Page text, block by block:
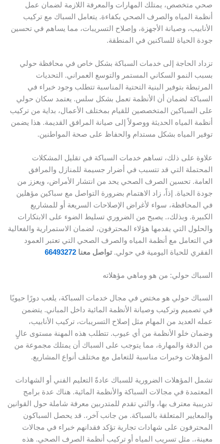
صحي متخصص، يمتلك المهارات والمعرفة اللازمة لضمان عمل
أنظمة المياه والصرف الصحي بكفاءة. يتعامل السباك مع تركيب
الأنابيب، وصيانة الأجهزة، وإصلاح التسريبات، مما يساهم في تحسين
جودة الحياة للساكنين في المنطقة.
تزداد الحاجة إلى خدمات السباكة بشكل خاص في محافظة حولي
بسبب النمو السكاني المستمر والتوسع العمراني. التحديات
المرتبطة بتوفير البنية التحتية المناسبة تتطلب وجود خبراء في
السباكة لضمان أن الأنظمة تعمل بشكل سلس. يعتمد سكان حولي
على السباكين المتخصصين للقيام بمختلف الأعمال، بداية من تركيب
أنظمة المياه الحديثة ووصولاً إلى صيانة المرافق القديمة. هذا يضمن
توفير المياه بشكل مستدام والحفاظ على صحة المواطنين.
علاوة على ذلك، تساهم خدمات السباكة في تقليل المشكلات
المحتملة التي قد تتسبب في أضرار جسيمة للمنازل والمرافق
العامة. تحسين الصرف الصحي يحد من انتشار الأمراض، ويعزز من
جودة الحياة. إذاً، زاد الاهتمام بضرورة التواصل مع سباكين مؤهلين
في المحافظة، سواء لأغراض الإصلاحات السريعة أو للمشاريع
الكبيرة. وبذلك،. يصبح من الضروري تسليط الضوء على الابتكارات
والحلول التي يقدمها هؤلاء المحترفون، لضمان الاستمرارية والفعالية
في التعامل مع أنظمة المياه والصرف الصحي التي تعتبر العمود
الفقري للحياة اليومية في حولي.تواصل معنا 66493272
السباك حولي: من هو وماهي مؤهلاته
السباك حولي هو مختص في مجال خدمات السباكة، يلعب دورًا حيويًا
في تصميم وتركيب وصيانة الأنظمة المائية داخل المباني. يتضمن
عمله العديد من المهام مثل إصلاح التسريبات، تركيب الأنابيب،
وضمان خلو الأنظمة من أي عيوب. تتطلب هذه المهنة مستوى عالٍ
من الدقة والمهارة، مما يتوجب على السباك أن يمتلك مجموعة من
المؤهلات وخبرات مناسبة للتعامل مع مختلف أنواع المشاريع.
تشمل المؤهلات الضرورية للسباك عادةً التعليم الفني أو الشهادات
المعتمدة في مجالات السباكة والأنظمة المائية. هناك عدة برامج
تدريبية معترف بها، والتي تقدم للمتدربين معرفة شاملة حول القوانين
والمعايير المتعلقة بالسباكة. من جانب آخر،. قد يحصل السباكون
المحترفون على شهادات تجارية تؤكد فقدانهم خبراء في مجالات
معينة،. مثل تسريب المياه أو تركيب أنظمة الصرف الصحي. هذه